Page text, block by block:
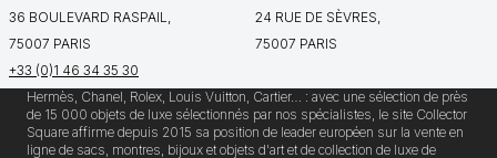
36 BOULEVARD RASPAIL,
75007 PARIS
+33 (0)1 46 34 35 30
24 RUE DE SÈVRES,
75007 PARIS
Hermès, Chanel, Rolex, Louis Vuitton, Cartier… : avec une sélection de près
de 15 000 objets de luxe sélectionnés par nos spécialistes, le site Collector
Square affirme depuis 2015 sa position de leader européen sur la vente en
ligne de sacs, montres, bijoux et objets d'art et de collection de luxe de